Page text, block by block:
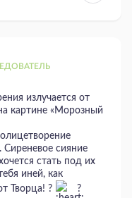
излучается от
картине «Морозный
Сиреневое сияние
стать под их
иней, как
Творца! ?
?